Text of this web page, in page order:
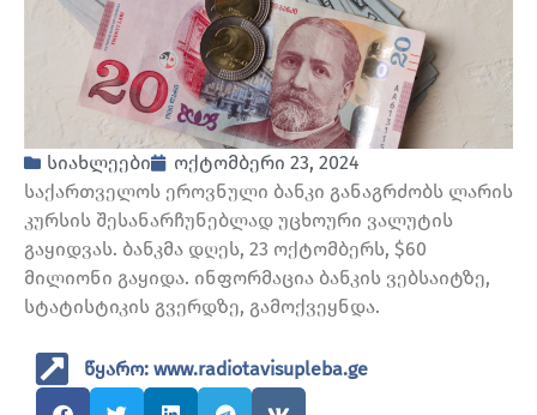
სიახლეები
ოქტომბერი 23, 2024
საქართველოს ეროვნული ბანკი განაგრძობს ლარის
კურსის შესანარჩუნებლად უცხოური ვალუტის
გაყიდვას. ბანკმა დღეს, 23 ოქტომბერს, $60
მილიონი გაყიდა. ინფორმაცია ბანკის ვებსაიტზე,
სტატისტიკის გვერდზე, გამოქვეყნდა.
წყარო: www.radiotavisupleba.ge